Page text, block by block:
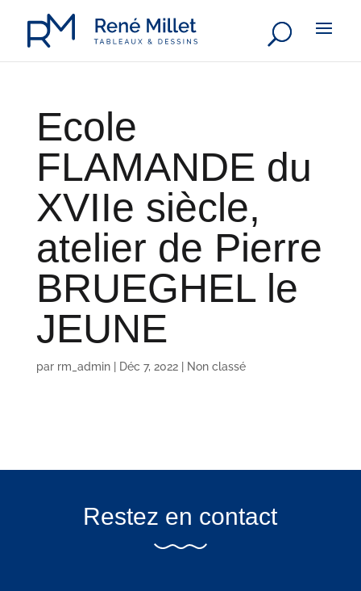
Ecole
FLAMANDE du
XVIIe siècle,
atelier de Pierre
BRUEGHEL le
JEUNE
par rm_admin| Déc 7, 2022| Non classé
Restez en contact